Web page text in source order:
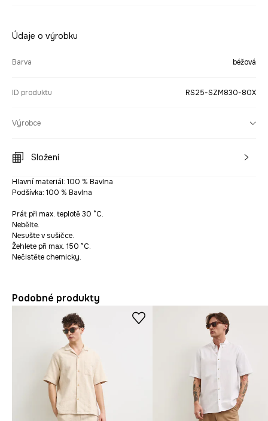
Údaje o výrobku
Barva béžová
ID produktu RS25-SZM830-80X
Výrobce
Složení
Hlavní materiál: 100 % Bavlna
Podšívka: 100 % Bavlna
Prát při max. teplotě 30 °C.
Nebělte.
Nesušte v sušičce.
Žehlete při max. 150 °C.
Nečistěte chemicky.
Podobné produkty